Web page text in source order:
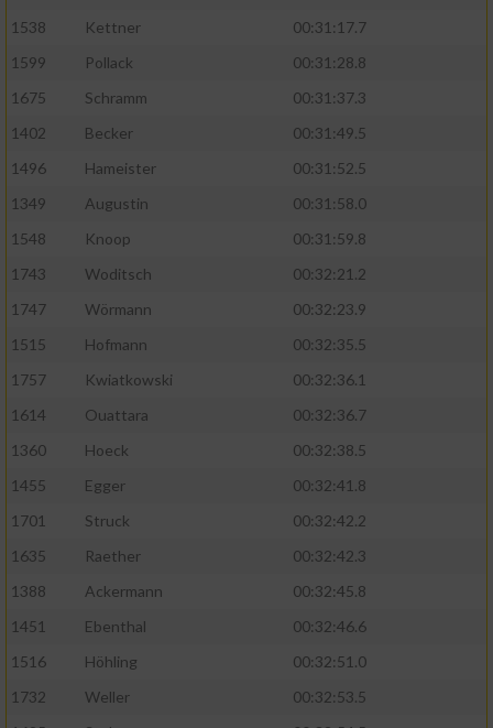
1538
Kettner
00:31:17.7
1599
Pollack
00:31:28.8
1675
Schramm
00:31:37.3
1402
Becker
00:31:49.5
1496
Hameister
00:31:52.5
1349
Augustin
00:31:58.0
1548
Knoop
00:31:59.8
1743
Woditsch
00:32:21.2
1747
Wörmann
00:32:23.9
1515
Hofmann
00:32:35.5
1757
Kwiatkowski
00:32:36.1
1614
Ouattara
00:32:36.7
1360
Hoeck
00:32:38.5
1455
Egger
00:32:41.8
1701
Struck
00:32:42.2
1635
Raether
00:32:42.3
1388
Ackermann
00:32:45.8
1451
Ebenthal
00:32:46.6
1516
Höhling
00:32:51.0
1732
Weller
00:32:53.5